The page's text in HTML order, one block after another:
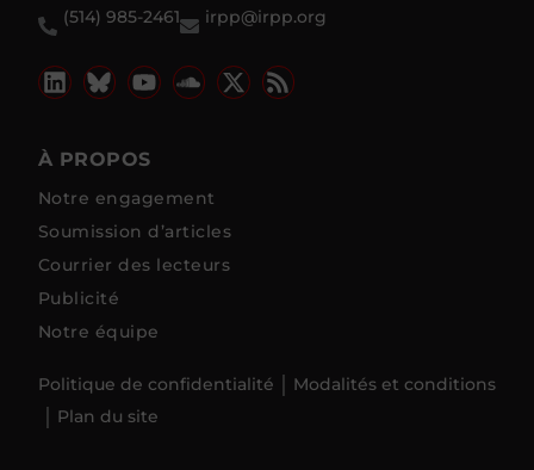
(514) 985-2461
irpp@irpp.org
À PROPOS
Notre engagement
Soumission d’articles
Courrier des lecteurs
Publicité
Notre équipe
Politique de confidentialité
Modalités et conditions
Plan du site